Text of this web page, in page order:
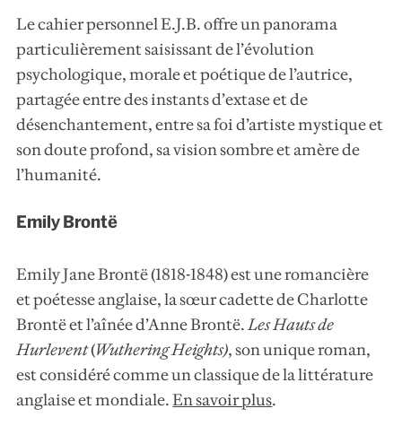
Le cahier personnel E.J.B. offre un panorama
particulièrement saisissant de l’évolution
psychologique, morale et poétique de l’autrice,
partagée entre des instants d’extase et de
désenchantement, entre sa foi d’artiste mystique et
son doute profond, sa vision sombre et amère de
l’humanité.
Emily Brontë
Emily Jane Brontë (1818-1848) est une romancière
et poétesse anglaise, la sœur cadette de Charlotte
Brontë et l’aînée d’Anne Brontë.Les Hauts de
Hurlevent(Wuthering Heights), son unique roman,
est considéré comme un classique de la littérature
anglaise et mondiale.En savoir plus.